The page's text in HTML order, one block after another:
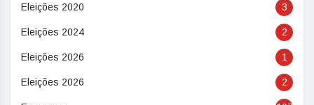
Eleições 2020 3
Eleições 2024 2
Eleições 2026 1
Eleições 2026 2